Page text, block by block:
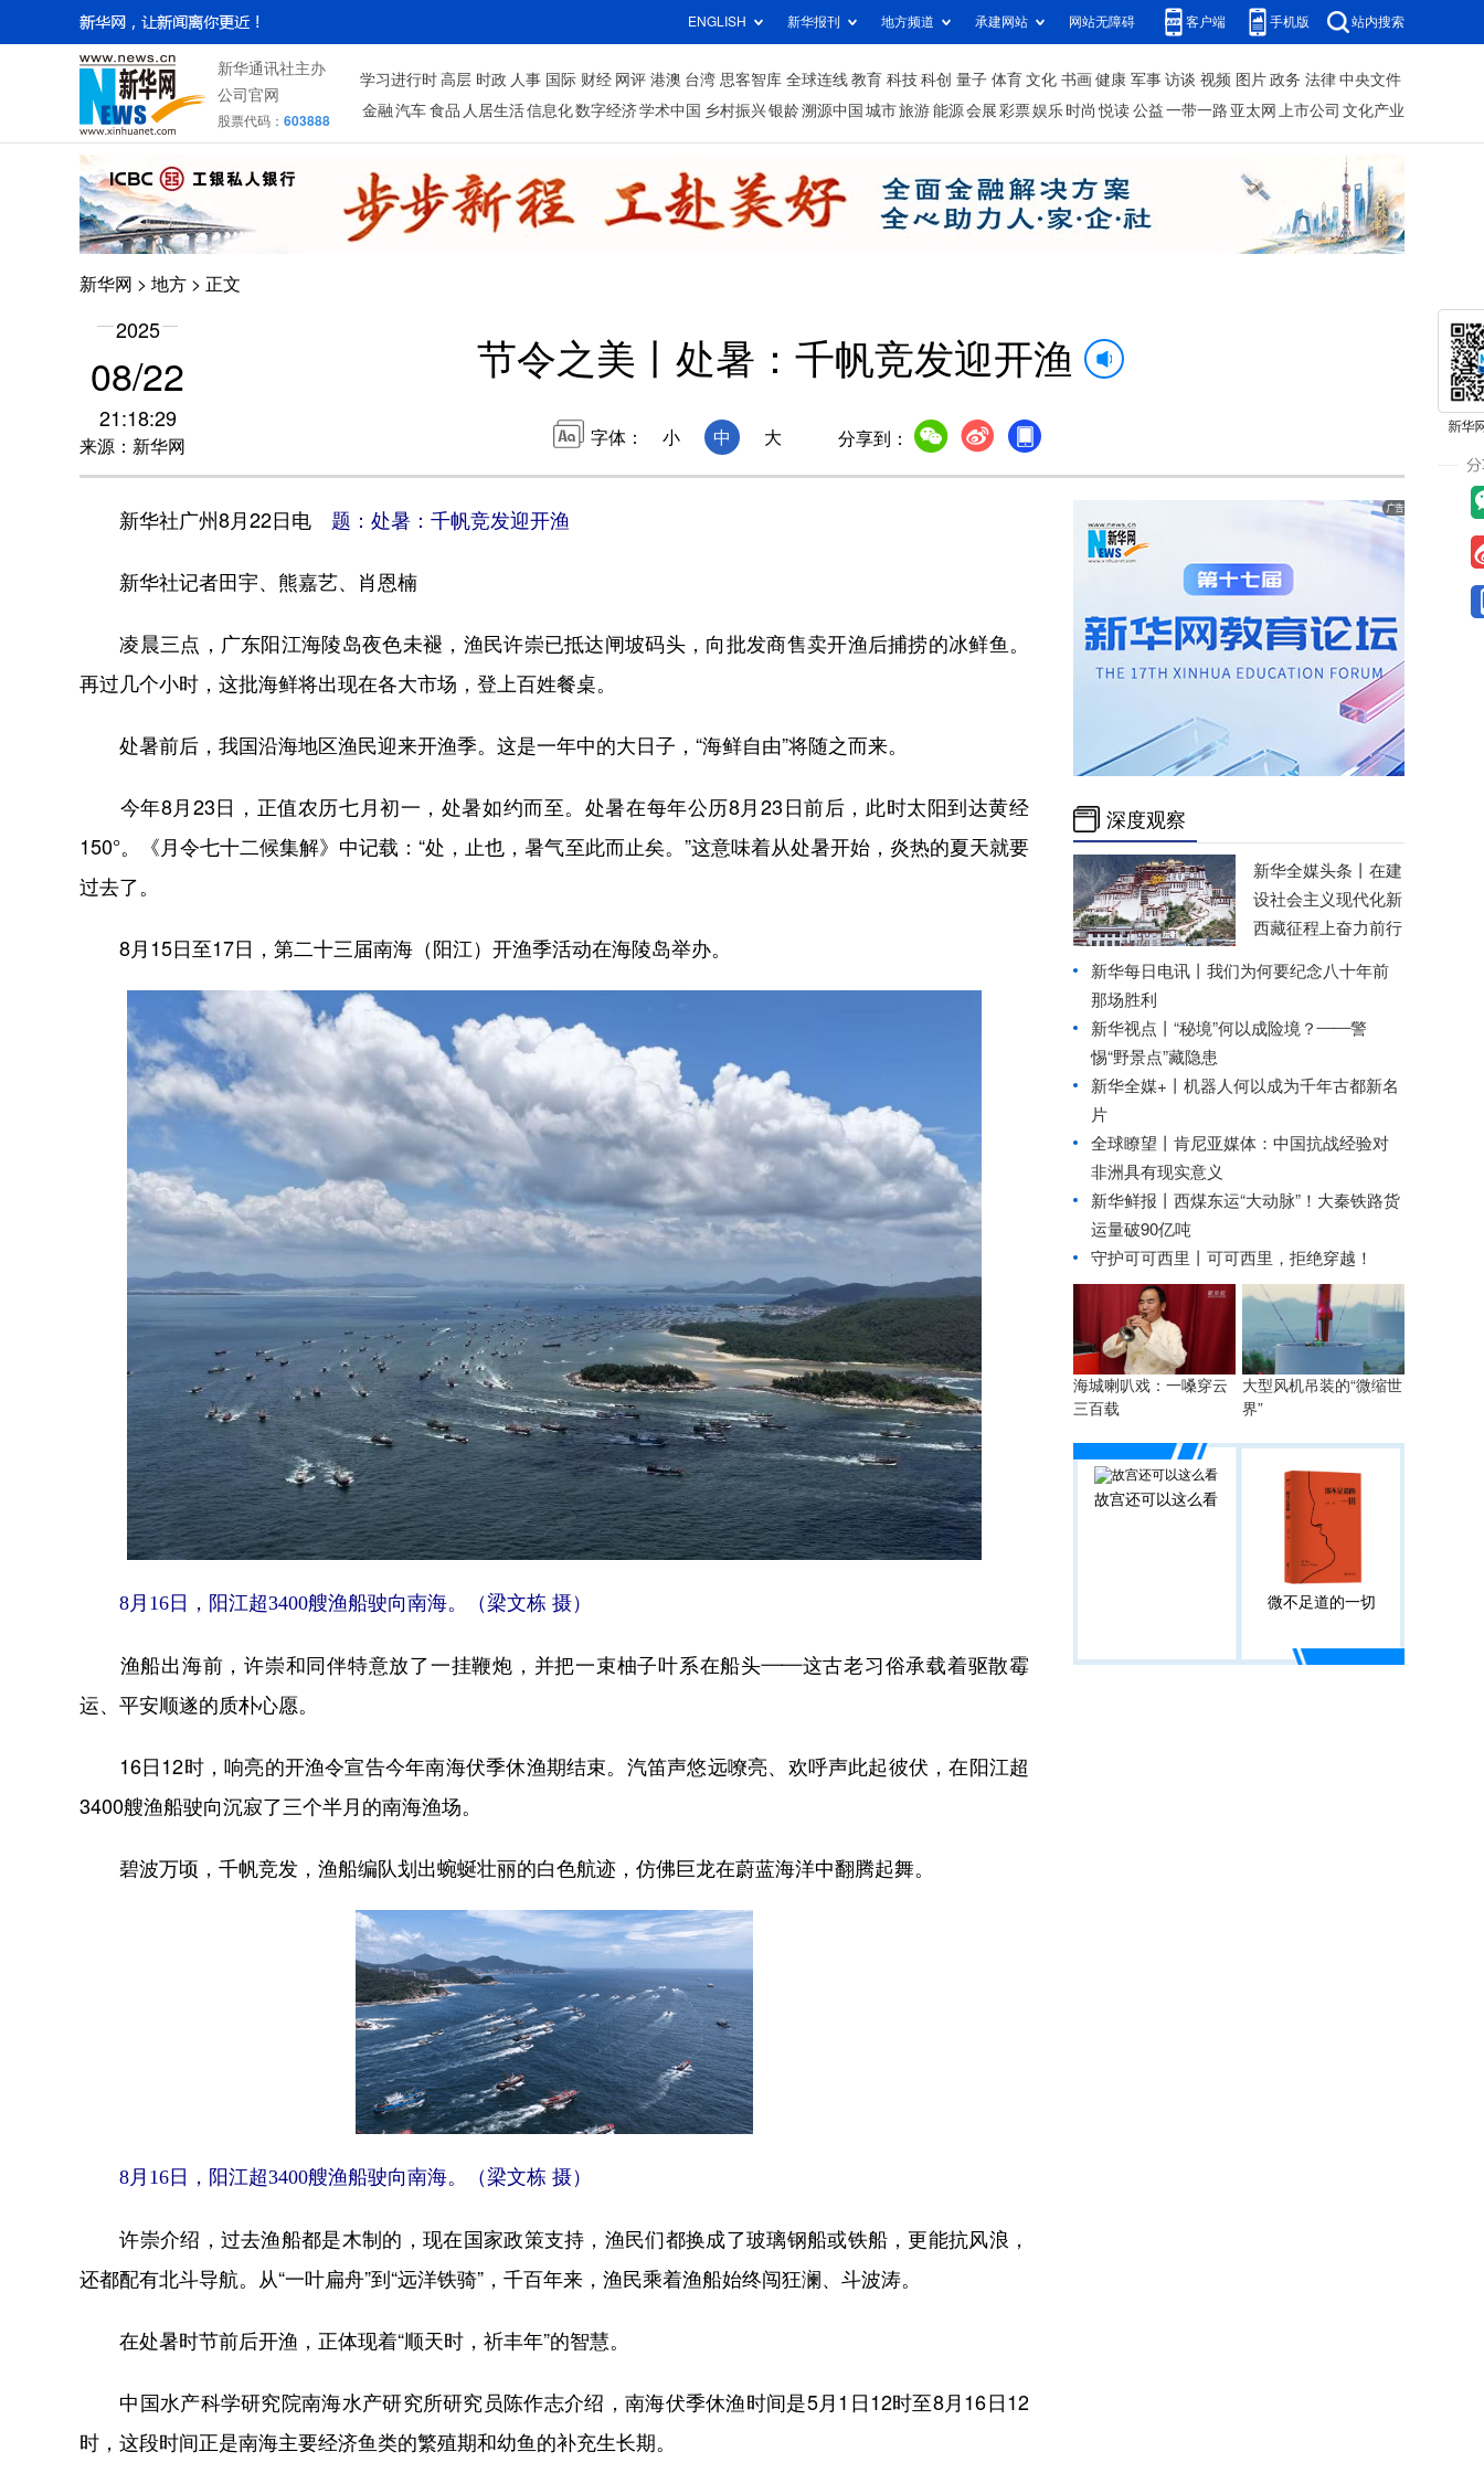
ENGLISH 新华报刊 地方频道 承建网站 网站无障碍 客户端 手机版 站内搜索
新华通讯社主办
公司官网
股票代码： 603888
学习进行时 高层 时政 人事 国际 财经 网评 港澳 台湾 思客智库 全球连线 教育 科技 科创 量子 体育 文化 书画 健康 军事 访谈 视频 图片 政务 法律 中央文件
金融 汽车 食品 人居生活信息化数字经济学术中国 乡村振兴银龄溯源中国 城市旅游 能源 会展 彩票娱乐 时尚 悦读 公益 一带一路 亚太网 上市公司 文化产业
新华网 > 地方 > 正文
2025
08/22
21:18:29
来源：新华网
节令之美丨处暑：千帆竞发迎开渔
字体： 小 中 大 分享到：
新华社广州8月22日电 题：处暑：千帆竞发迎开渔
新华社记者田宇、熊嘉艺、肖恩楠
凌晨三点，广东阳江海陵岛夜色未褪，渔民许崇已抵达闸坡码头，向批发商售卖开渔后捕捞的冰鲜鱼。
再过几个小时，这批海鲜将出现在各大市场，登上百姓餐桌。
处暑前后，我国沿海地区渔民迎来开渔季。这是一年中的大日子，“海鲜自由”将随之而来。
今年8月23日，正值农历七月初一，处暑如约而至。处暑在每年公历8月23日前后，此时太阳到达黄经
150°。《月令七十二候集解》中记载：“处，止也，暑气至此而止矣。”这意味着从处暑开始，炎热的夏天就要
过去了。
8月15日至17日，第二十三届南海（阳江）开渔季活动在海陵岛举办。
8月16日，阳江超3400艘渔船驶向南海。（梁文栋 摄）
渔船出海前，许崇和同伴特意放了一挂鞭炮，并把一束柚子叶系在船头——这古老习俗承载着驱散霉
运、平安顺遂的质朴心愿。
16日12时，响亮的开渔令宣告今年南海伏季休渔期结束。汽笛声悠远嘹亮、欢呼声此起彼伏，在阳江超
3400艘渔船驶向沉寂了三个半月的南海渔场。
碧波万顷，千帆竞发，渔船编队划出蜿蜒壮丽的白色航迹，仿佛巨龙在蔚蓝海洋中翻腾起舞。
8月16日，阳江超3400艘渔船驶向南海。（梁文栋 摄）
许崇介绍，过去渔船都是木制的，现在国家政策支持，渔民们都换成了玻璃钢船或铁船，更能抗风浪，
还都配有北斗导航。从“一叶扁舟”到“远洋铁骑”，千百年来，渔民乘着渔船始终闯狂澜、斗波涛。
在处暑时节前后开渔，正体现着“顺天时，祈丰年”的智慧。
中国水产科学研究院南海水产研究所研究员陈作志介绍，南海伏季休渔时间是5月1日12时至8月16日12
时，这段时间正是南海主要经济鱼类的繁殖期和幼鱼的补充生长期。
深度观察
新华全媒头条丨 在建
设社会主义现代化新
西藏征程上奋力前行
新华每日电讯丨 我们为何要纪念八十年前
那场胜利
新华视点丨 “秘境”何以成险境？——警
惕“野景点”藏隐患
新华全媒+丨 机器人何以成为千年古都新名
片
全球瞭望丨肯尼亚媒体：中国抗战经验对
非洲具有现实意义
新华鲜报丨西煤东运“大动脉”！大秦铁路货
运量破90亿吨
守护可可西里丨可可西里，拒绝穿越！
海城喇叭戏：一嗓穿云
三百载
大型风机吊装的“微缩世
界”
故宫还可以这么看
微不足道的一切